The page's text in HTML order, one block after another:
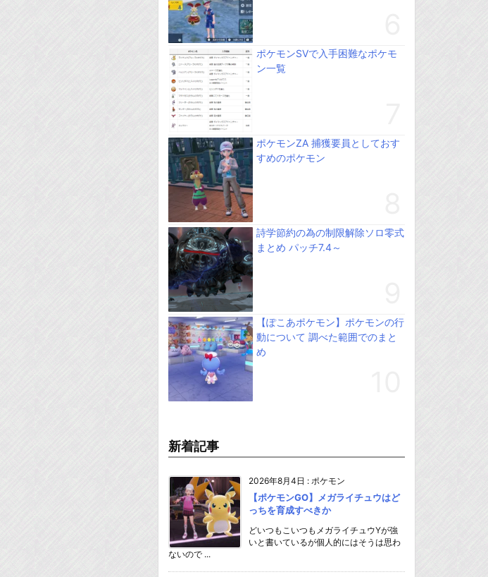
ポケモンSVで入手困難なポケモ
ン一覧
ポケモンZA 捕獲要員としておす
すめのポケモン
詩学節約の為の制限解除ソロ零式
まとめ パッチ7.4～
【ぽこあポケモン】ポケモンの行
動について 調べた範囲でのまと
め
新着記事
2026年8月4日 : ポケモン
【ポケモンGO】メガライチュウはど
っちを育成すべきか
どいつもこいつもメガライチュウYが強
いと書いているが個人的にはそうは思わ
ないので ...